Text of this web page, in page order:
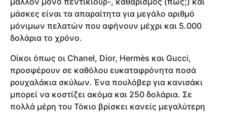
μάσκες είναι τα απαραίτητα για μεγάλο αριθμό
μόνιμων πελατών που αφήνουν μέχρι και 5.000
δολάρια το χρόνο.
Οίκοι όπως οι Chanel, Dior, Hermès και Gucci,
προσφέρουν σε καθόλου ευκαταφρόνητα ποσά
ρουχαλάκια σκύλων. Ένα πουλόβερ για κανισάκι
μπορεί να κοστίζει ακόμα και 250 δολάρια. Σε
πολλά μέρη του Τόκιο βρίσκει κανείς μεγαλύτερη